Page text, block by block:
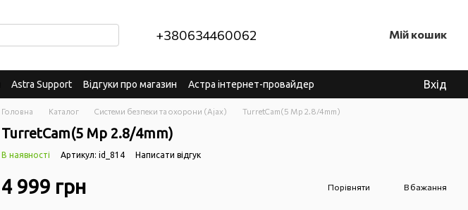
+380634460062 Мій кошик
Astra Support Відгуки про магазин Астра інтернет-провайдер Вхід
Головна Каталог Системи безпеки та охорони (Ajax) TurretCam(5 Mp 2.8/4mm)
TurretCam(5 Mp 2.8/4mm)
В наявності Артикул: id_814 Написати відгук
4 999 грн Порівняти В бажання